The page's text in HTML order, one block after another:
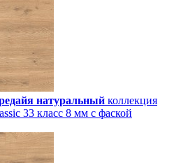
натуральный коллекция
33 класс 8 мм с фаской